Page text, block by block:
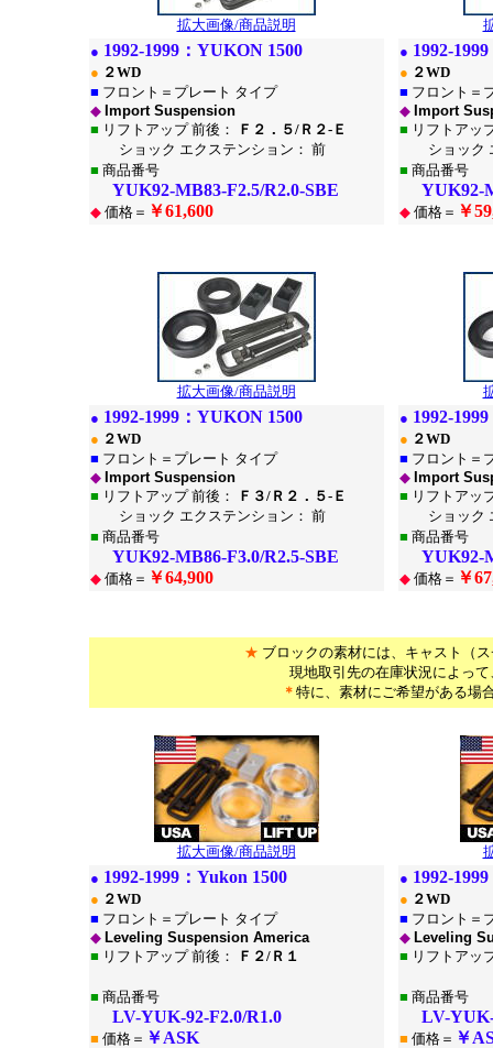
拡大画像/商品説明
● 1992-1999： YUKON 1500
● ２WD
■ フロント＝プレート タイプ
◆ Import Suspension
■ リフトアップ 前後：
Ｆ２．５/Ｒ２-Ｅ
ショック エクステンション： 前
■ 商品番号
YUK92-MB83-F2.5/R2.0-SBE
◆価格＝ ￥61,600
● 1992-1999
● ２WD
■ フロント＝
◆ Import
■ リフトアッ
ショック
■ 商品番号
YUK92-
◆価格＝ ￥
拡大画像/商品説明
● 1992-1999： YUKON 1500
● ２WD
■ フロント＝プレート タイプ
◆ Import Suspension
■ リフトアップ 前後：
Ｆ３/Ｒ２．５-Ｅ
ショック エクステンション： 前
■ 商品番号
YUK92-MB86-F3.0/R2.5-SBE
◆価格＝ ￥64,900
● 1992-1999
● ２WD
■ フロント＝
◆ Import
■ リフトアッ
ショック
■ 商品番号
YUK92-
◆価格＝ ￥
★ ブロックの素材には、キャスト（
現地取引先の在庫状況によっ
＊ 特に、素材にご希望がある場
拡大画像/商品説明
● 1992-1999： Yukon 1500
● ２WD
■ フロント＝プレート タイプ
◆ Leveling Suspension America
■ リフトアップ 前後： Ｆ２/Ｒ１
■ 商品番号
LV-YUK-92-F2.0/R1.0
■ 価格＝ ￥ASK
● 1992-1999
● ２WD
■ フロント＝
◆ Leveling
■ リフトアッ
■ 商品番号
LV-YUK-
■ 価格＝ ￥